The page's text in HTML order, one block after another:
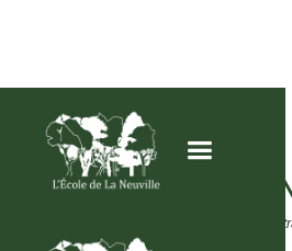
CLASSE DE
« Une classe fin de collège préparant la